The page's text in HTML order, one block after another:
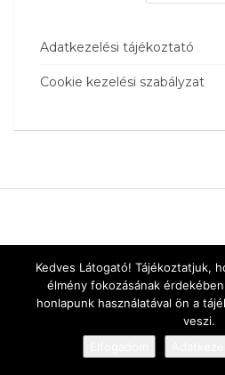
Adatkezelési tájékoztató
Cookie kezelési szabályzat
Kedves Látogató! Tájékoztatjuk,
élmény fokozásának
honlapunk használatával ön a
veszi.